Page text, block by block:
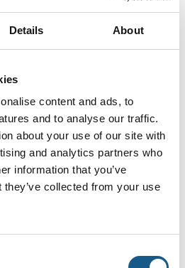
Details About
content and ads, to
and to analyse our traffic.
about your use of our site with
and analytics partners who
information that you’ve
collected from your use
træf i Brøndby, den 8. til 10.